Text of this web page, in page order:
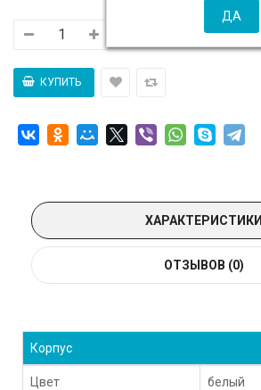
ХАРАКТЕРИСТИКИ
ОТЗЫВОВ (0)
Корпус
Цвет белый